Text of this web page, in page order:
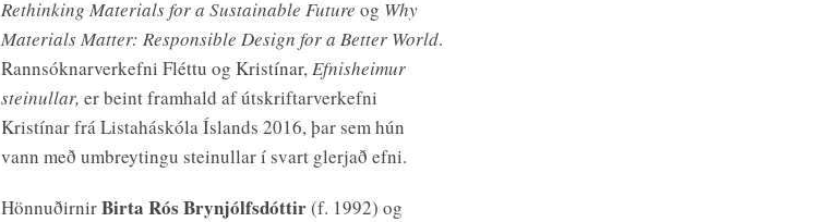
Rethinking Materials for a Sustainable Future og Why
Materials Matter: Responsible Design for a Better World.
Rannsóknarverkefni Fléttu og Kristínar,Efnisheimur
steinullar,er beint framhald af útskriftarverkefni
Kristínar frá Listaháskóla Íslands 2016, þar sem hún
vann með umbreytingu steinullar í svart glerjað efni.
HönnuðirnirBirta Rós Brynjólfsdóttir(f. 1992) og